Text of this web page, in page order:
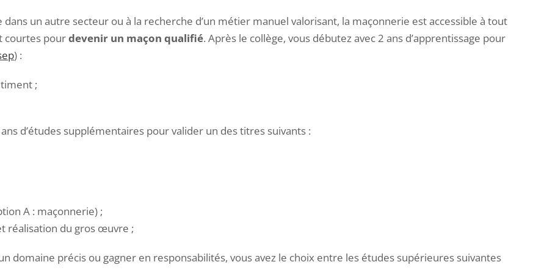
un autre secteur ou à la recherche d’un métier manuel valorisant, la maçonnerie est accessible à tout
courtes pourdevenir un maçon qualifié. Après le collège, vous débutez avec 2 ans d’apprentissage pour
) :
;
d’études supplémentaires pour valider un des titres suivants :
A : maçonnerie) ;
réalisation du gros œuvre ;
domaine précis ou gagner en responsabilités, vous avez le choix entre les études supérieures suivantes